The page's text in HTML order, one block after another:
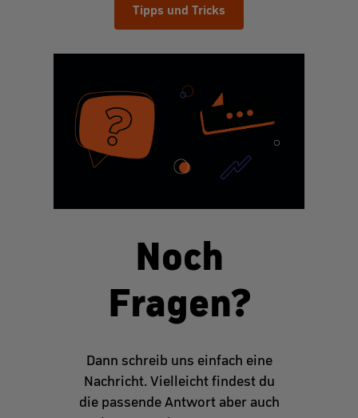
Tipps und Tricks
Noch
Fragen?
Dann schreib uns einfach eine
Nachricht. Vielleicht findest du
die passende Antwort aber auch